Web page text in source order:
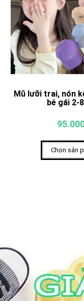
Mũ lưỡi trai, nón
bé gái 2-
Chọn sản